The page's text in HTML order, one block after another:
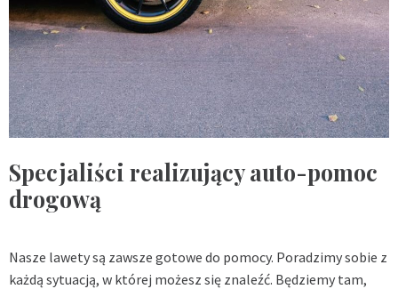
Specjaliści realizujący auto-pomoc
drogową
Nasze lawety są zawsze gotowe do pomocy. Poradzimy sobie z
każdą sytuacją, w której możesz się znaleźć. Będziemy tam,